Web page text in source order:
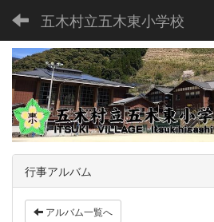
五木村立五木東小学校
行事アルバム
アルバム一覧へ